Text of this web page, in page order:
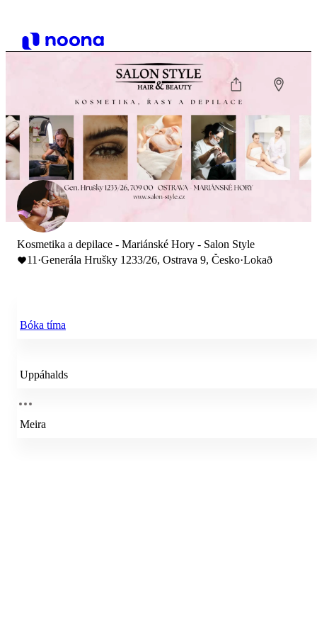
Kosmetika a depilace - Mariánské Hory - Salon Style
11 ·Generála Hrušky 1233/26, Ostrava 9, Česko·Lokað
Bóka tíma
Uppáhalds
Meira